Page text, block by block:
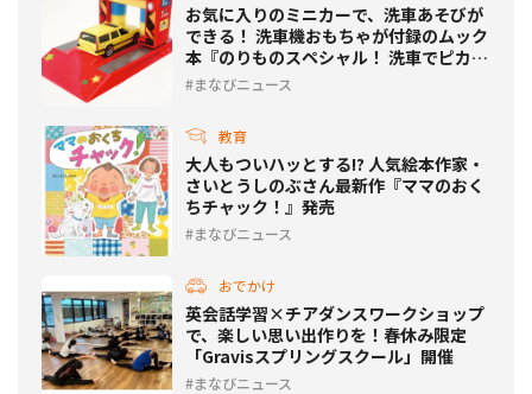
お気に入りのミニカーで、洗車あそびが
できる！ 洗車機おもちゃが付録のムック
本『のりものスペシャル！ 洗車でピカピ
カブック』が発売
まなびニュース
教育
大人もついハッとする!? 人気絵本作家・
さいとうしのぶさん最新作『ママのおく
ちチャック！』発売
まなびニュース
おでかけ
英会話学習×チアダンスワークショップ
で、楽しい思い出作りを！春休み限定
「Gravisスプリングスクール」開催
まなびニュース